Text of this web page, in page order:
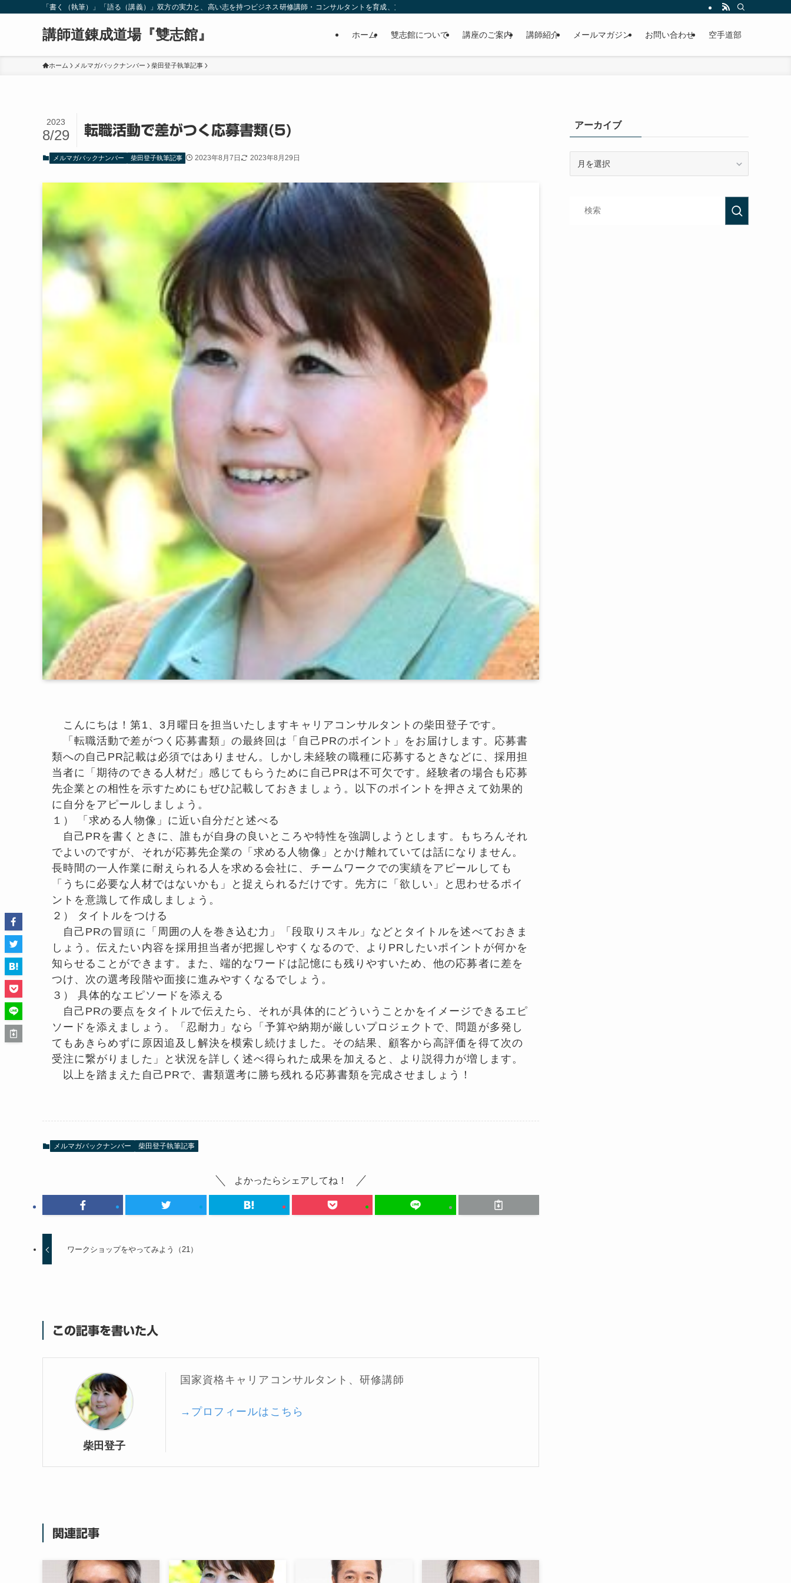
「書く（執筆）」「語る（講義）」双方の実力と、高い志を持つビジネス研修講師・コンサルタントを育成、支援します。
講師道錬成道場『雙志館』 ホーム 雙志館について 講座のご案内 講師紹介 メールマガジン お問い合わせ 空手道部
ホーム メルマガバックナンバー 柴田登子執筆記事
転職活動で差がつく応募書類(5)
2023
8/29
メルマガバックナンバー 柴田登子執筆記事 2023年8月7日 2023年8月29日
こんにちは！第1、3月曜日を担当いたしますキャリアコンサルタントの柴田登子です。
「転職活動で差がつく応募書類」の最終回は「自己PRのポイント」をお届けします。応募書
類への自己PR記載は必須ではありません。しかし未経験の職種に応募するときなどに、採用担
当者に「期待のできる人材だ」感じてもらうために自己PRは不可欠です。経験者の場合も応募
先企業との相性を示すためにもぜひ記載しておきましょう。以下のポイントを押さえて効果的
に自分をアピールしましょう。
１） 「求める人物像」に近い自分だと述べる
自己PRを書くときに、誰もが自身の良いところや特性を強調しようとします。もちろんそれ
でよいのですが、それが応募先企業の「求める人物像」とかけ離れていては話になりません。
長時間の一人作業に耐えられる人を求める会社に、チームワークでの実績をアピールしても
「うちに必要な人材ではないかも」と捉えられるだけです。先方に「欲しい」と思わせるポイ
ントを意識して作成しましょう。
２） タイトルをつける
自己PRの冒頭に「周囲の人を巻き込む力」「段取りスキル」などとタイトルを述べておきま
しょう。伝えたい内容を採用担当者が把握しやすくなるので、よりPRしたいポイントが何かを
知らせることができます。また、端的なワードは記憶にも残りやすいため、他の応募者に差を
つけ、次の選考段階や面接に進みやすくなるでしょう。
３） 具体的なエピソードを添える
自己PRの要点をタイトルで伝えたら、それが具体的にどういうことかをイメージできるエピ
ソードを添えましょう。「忍耐力」なら「予算や納期が厳しいプロジェクトで、問題が多発し
てもあきらめずに原因追及し解決を模索し続けました。その結果、顧客から高評価を得て次の
受注に繋がりました」と状況を詳しく述べ得られた成果を加えると、より説得力が増します。
以上を踏まえた自己PRで、書類選考に勝ち残れる応募書類を完成させましょう！
メルマガバックナンバー 柴田登子執筆記事
よかったらシェアしてね！
ワークショップをやってみよう（21）
この記事を書いた人
柴田登子
国家資格キャリアコンサルタント、研修講師
→プロフィールはこちら
関連記事
アーカイブ